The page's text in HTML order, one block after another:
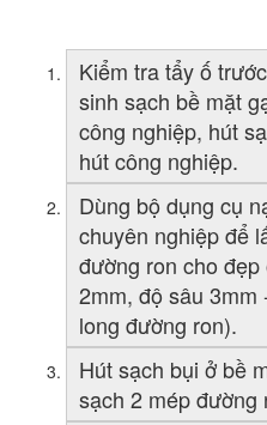
Kiểm tra tẩy ố
sinh sạch bề mặt
công nghiệp, hút
hút công nghiệp.
Dùng bộ dụng cụ
chuyên nghiệp để
đường ron cho
2mm, độ sâu 3mm
long đường ron).
Hút sạch bụi ở bề
sạch 2 mép đường